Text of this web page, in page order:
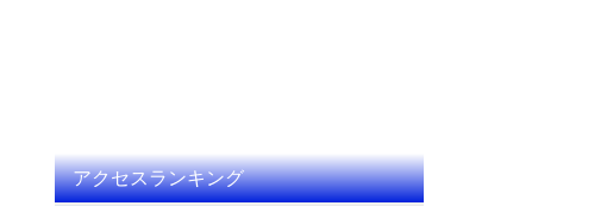
アクセスランキング